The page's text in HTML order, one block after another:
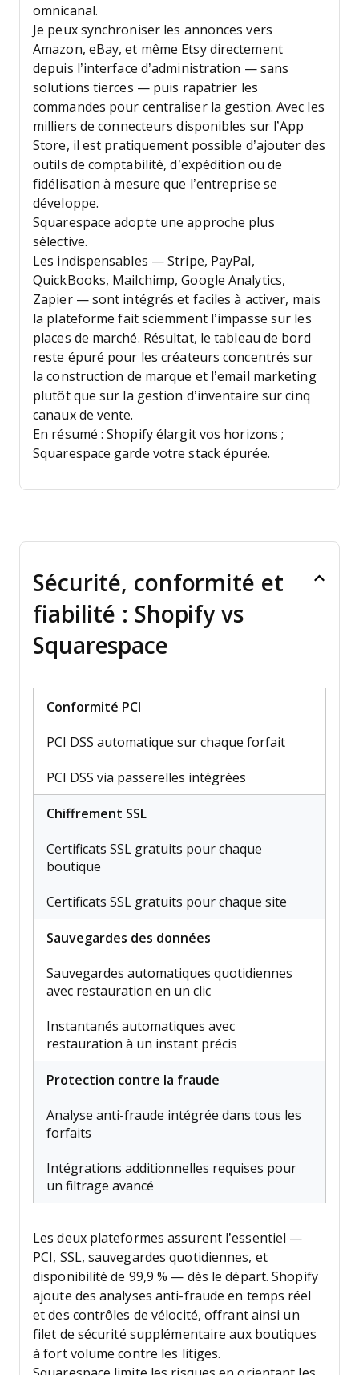
omnicanal.
Je peux synchroniser les annonces vers
Amazon, eBay, et même Etsy directement
depuis l’interface d’administration — sans
solutions tierces — puis rapatrier les
commandes pour centraliser la gestion. Avec les
milliers de connecteurs disponibles sur l’App
Store, il est pratiquement possible d’ajouter des
outils de comptabilité, d’expédition ou de
fidélisation à mesure que l’entreprise se
développe.
Squarespace adopte une approche plus
sélective.
Les indispensables — Stripe, PayPal,
QuickBooks, Mailchimp, Google Analytics,
Zapier — sont intégrés et faciles à activer, mais
la plateforme fait sciemment l’impasse sur les
places de marché. Résultat, le tableau de bord
reste épuré pour les créateurs concentrés sur
la construction de marque et l’email marketing
plutôt que sur la gestion d’inventaire sur cinq
canaux de vente.
En résumé : Shopify élargit vos horizons ;
Squarespace garde votre stack épurée.
Sécurité, conformité et
fiabilité : Shopify vs
Squarespace
Conformité PCI
PCI DSS automatique sur chaque forfait
PCI DSS via passerelles intégrées
Chiffrement SSL
Certificats SSL gratuits pour chaque
boutique
Certificats SSL gratuits pour chaque site
Sauvegardes des données
Sauvegardes automatiques quotidiennes
avec restauration en un clic
Instantanés automatiques avec
restauration à un instant précis
Protection contre la fraude
Analyse anti-fraude intégrée dans tous les
forfaits
Intégrations additionnelles requises pour
un filtrage avancé
Les deux plateformes assurent l’essentiel —
PCI, SSL, sauvegardes quotidiennes, et
disponibilité de 99,9 % — dès le départ. Shopify
ajoute des analyses anti-fraude en temps réel
et des contrôles de vélocité, offrant ainsi un
filet de sécurité supplémentaire aux boutiques
à fort volume contre les litiges.